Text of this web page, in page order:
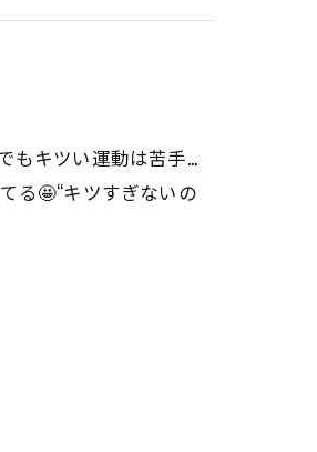
もキツい運動は苦手…
る🤩“キツすぎないの